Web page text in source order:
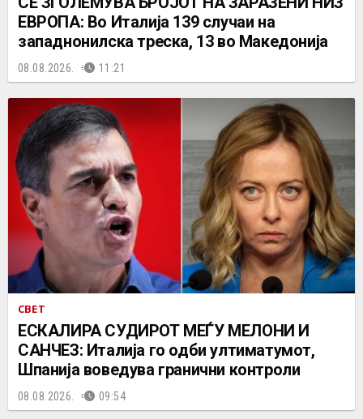
ЕВРОПА: Во Италија 139 случаи на
западнонилска треска, 13 во Македонија
08.08.2026. 11:21
СВЕТ
ЕСКАЛИРА СУДИРОТ МЕЃУ МЕЛОНИ И
САНЧЕЗ: Италија го одби ултиматумот,
Шпанија воведува гранични контроли
08.08.2026. 09:54